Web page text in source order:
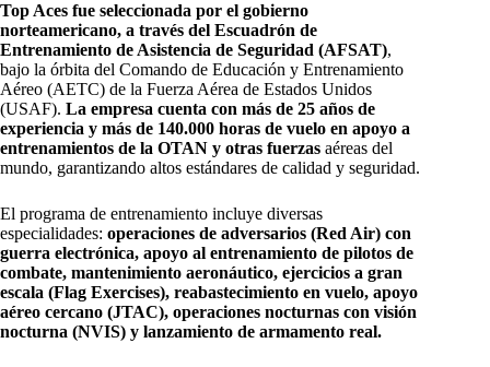
Top Aces fue seleccionada por el gobierno
norteamericano, a través del Escuadrón de
Entrenamiento de Asistencia de Seguridad (AFSAT),
bajo la órbita del Comando de Educación y Entrenamiento
Aéreo (AETC) de la Fuerza Aérea de Estados Unidos
(USAF). La empresa cuenta con más de 25 años de
experiencia y más de 140.000 horas de vuelo en apoyo a
entrenamientos de la OTAN y otras fuerzas aéreas del
mundo, garantizando altos estándares de calidad y seguridad.
El programa de entrenamiento incluye diversas
especialidades: operaciones de adversarios (Red Air) con
guerra electrónica, apoyo al entrenamiento de pilotos de
combate, mantenimiento aeronáutico, ejercicios a gran
escala (Flag Exercises), reabastecimiento en vuelo, apoyo
aéreo cercano (JTAC), operaciones nocturnas con visión
nocturna (NVIS) y lanzamiento de armamento real.